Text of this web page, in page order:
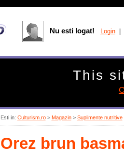
Esti in: Culturism.ro> Magazin> Suplimente nutritive
Orez brun
Nu esti logat! Login
This